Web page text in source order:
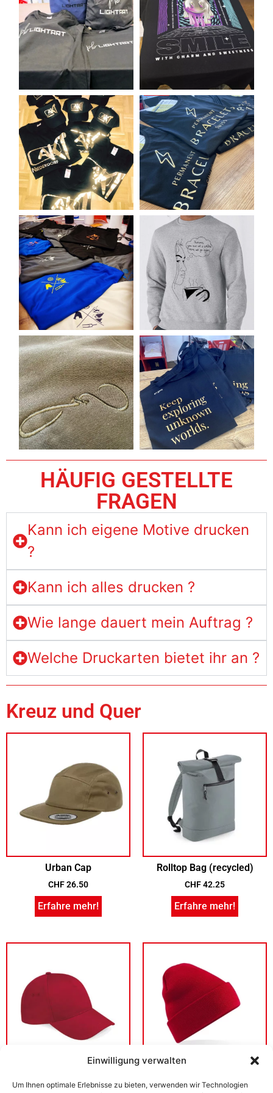
Einwilligung verwalten
Um Ihnen optimale Erlebnisse zu bieten, verwenden wir Technologien
HÄUFIG GESTELLTE
FRAGEN
Kann ich eigene Motive drucken
?
Kann ich alles drucken ?
Wie lange dauert mein Auftrag ?
Welche Druckarten bietet ihr an ?
Kreuz und Quer
Urban Cap
CHF26.50
Erfahre mehr!
Rolltop Bag (recycled)
CHF42.25
Erfahre mehr!